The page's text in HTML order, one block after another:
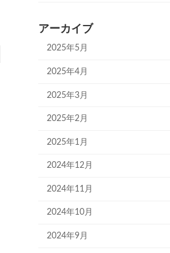
アーカイブ
2025年5月
2025年4月
2025年3月
2025年2月
2025年1月
2024年12月
2024年11月
2024年10月
2024年9月